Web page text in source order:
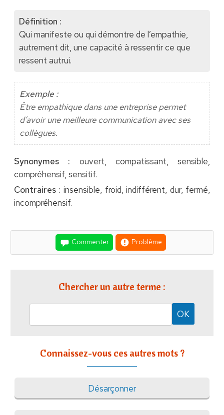
Définition :
Qui manifeste ou qui démontre de l’empathie,
autrement dit, une capacité à ressentir ce que
ressent autrui.
Exemple :
Être empathique dans une entreprise permet
d’avoir une meilleure communication avec ses
collègues.
Synonymes : ouvert, compatissant, sensible,
compréhensif, sensitif.
Contraires : insensible, froid, indifférent, dur, fermé,
incompréhensif.
Commenter Problème
Chercher un autre terme :
Connaissez-vous ces autres mots ?
Désarçonner